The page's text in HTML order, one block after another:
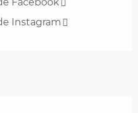
Facebook
Instagram